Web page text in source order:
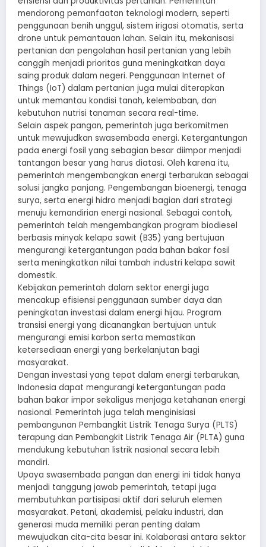
mendorong pemanfaatan teknologi modern, seperti
penggunaan benih unggul, sistem irigasi otomatis, serta
drone untuk pemantauan lahan. Selain itu, mekanisasi
pertanian dan pengolahan hasil pertanian yang lebih
canggih menjadi prioritas guna meningkatkan daya
saing produk dalam negeri. Penggunaan Internet of
Things (IoT) dalam pertanian juga mulai diterapkan
untuk memantau kondisi tanah, kelembaban, dan
kebutuhan nutrisi tanaman secara real-time.
Selain aspek pangan, pemerintah juga berkomitmen
untuk mewujudkan swasembada energi. Ketergantungan
pada energi fosil yang sebagian besar diimpor menjadi
tantangan besar yang harus diatasi. Oleh karena itu,
pemerintah mengembangkan energi terbarukan sebagai
solusi jangka panjang. Pengembangan bioenergi, tenaga
surya, serta energi hidro menjadi bagian dari strategi
menuju kemandirian energi nasional. Sebagai contoh,
pemerintah telah mengembangkan program biodiesel
berbasis minyak kelapa sawit (B35) yang bertujuan
mengurangi ketergantungan pada bahan bakar fosil
serta meningkatkan nilai tambah industri kelapa sawit
domestik.
Kebijakan pemerintah dalam sektor energi juga
mencakup efisiensi penggunaan sumber daya dan
peningkatan investasi dalam energi hijau. Program
transisi energi yang dicanangkan bertujuan untuk
mengurangi emisi karbon serta memastikan
ketersediaan energi yang berkelanjutan bagi
masyarakat.
Dengan investasi yang tepat dalam energi terbarukan,
Indonesia dapat mengurangi ketergantungan pada
bahan bakar impor sekaligus menjaga ketahanan energi
nasional. Pemerintah juga telah menginisiasi
pembangunan Pembangkit Listrik Tenaga Surya (PLTS)
terapung dan Pembangkit Listrik Tenaga Air (PLTA) guna
mendukung kebutuhan listrik nasional secara lebih
mandiri.
Upaya swasembada pangan dan energi ini tidak hanya
menjadi tanggung jawab pemerintah, tetapi juga
membutuhkan partisipasi aktif dari seluruh elemen
masyarakat. Petani, akademisi, pelaku industri, dan
generasi muda memiliki peran penting dalam
mewujudkan cita-cita besar ini. Kolaborasi antara sektor